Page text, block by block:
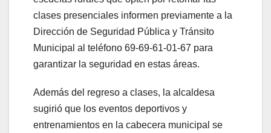
clases presenciales informen previamente a la
Dirección de Seguridad Pública y Tránsito
Municipal al teléfono 69-69-61-01-67 para
garantizar la seguridad en estas áreas.
Además del regreso a clases, la alcaldesa
sugirió que los eventos deportivos y
entrenamientos en la cabecera municipal se